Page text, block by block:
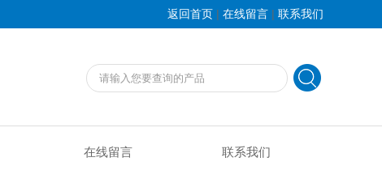
返回首页 | 在线留言 | 联系我们
在线留言 联系我们